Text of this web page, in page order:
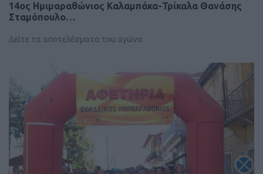
14ος Ημιμαραθώνιος Καλαμπάκα-Τρίκαλα Θανάσης
Σταμόπουλο…
Δείτε τα αποτελέσματα του αγώνα